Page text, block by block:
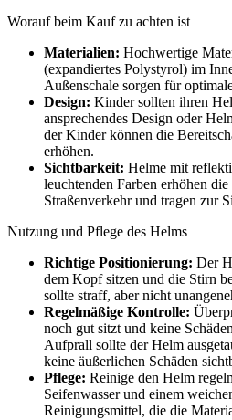
Worauf beim Kauf zu achten ist
Materialien: Hochwertige
(expandiertes Polystyrol) im
Außenschale sorgen für
Design: Kinder sollten ihren
ansprechendes Design oder
der Kinder können die
erhöhen.
Sichtbarkeit: Helme mit
leuchtenden Farben erhöhen
Straßenverkehr und tragen zur
Nutzung und Pflege des Helms
Richtige Positionierung: Der
dem Kopf sitzen und die Stirn
sollte straff, aber nicht
Regelmäßige Kontrolle:
noch gut sitzt und keine
Aufprall sollte der Helm
keine äußerlichen Schäden
Pflege: Reinige den Helm
Seifenwasser und einem
Reinigungsmittel, die die